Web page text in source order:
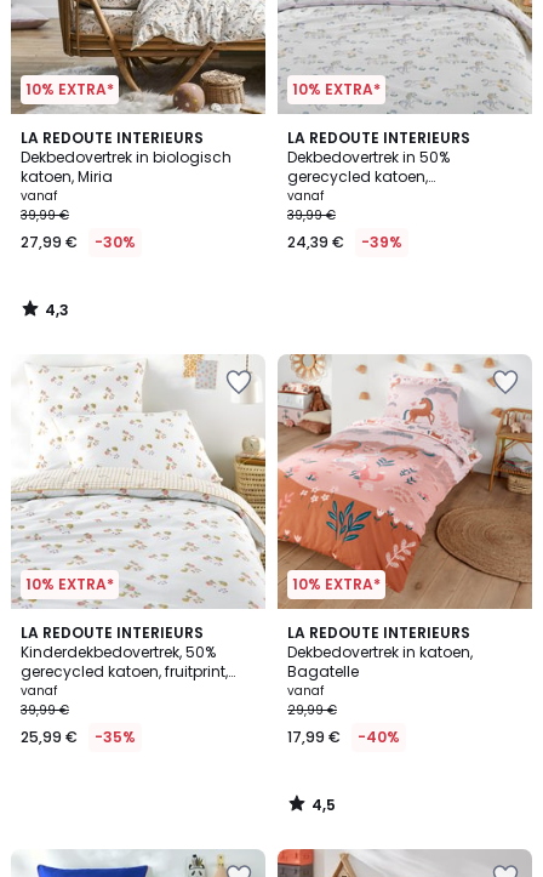
10% EXTRA*
LA REDOUTE INTERIEURS
Dekbedovertrek in biologisch
katoen, Miria
vanaf
39,99 €
27,99 € -30%
4,3
/ 5
4,3
/
10% EXTRA*
LA REDOUTE INTERIEURS
Dekbedovertrek in 50%
gerecycled katoen,
eenhoornprint, TAMILA
vanaf
39,99 €
24,39 € -39%
10% EXTRA*
LA REDOUTE INTERIEURS
Kinderdekbedovertrek, 50%
gerecycled katoen, fruitprint,
LILAS
vanaf
39,99 €
25,99 € -35%
10% EXTRA*
LA REDOUTE INTERIEURS
Dekbedovertrek in katoen,
Bagatelle
vanaf
29,99 €
17,99 € -40%
4,5
/ 5
4,5
/